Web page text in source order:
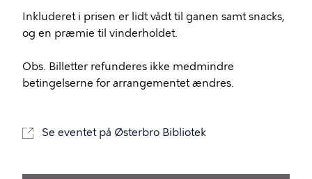
Inkluderet i prisen er lidt vådt til ganen samt snacks,
og en præmie til vinderholdet.
Obs. Billetter refunderes ikke medmindre
betingelserne for arrangementet ændres.
Se eventet på Østerbro Bibliotek